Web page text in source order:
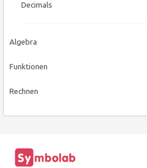
Decimals
Algebra
Funktionen
Rechnen